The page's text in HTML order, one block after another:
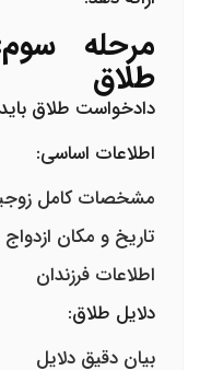
مرحله
طلاق
دادخواست طلاق
اطلاعات اساسی:
مشخصات کامل
تاریخ و مکان ازدواج
اطلاعات فرزندان
دلایل طلاق:
بیان دقیق دلایل